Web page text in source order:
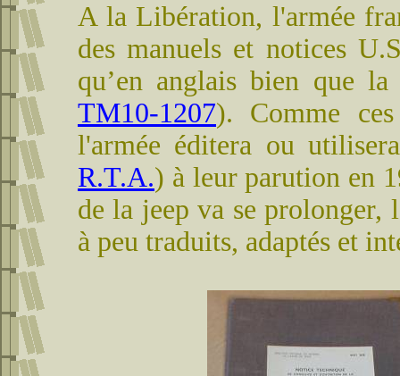
A la Libération, l'armée
des manuels et notices
qu’en anglais bien que
TM10-1207). Comme
l'armée éditera ou
R.T.A.) à leur parution en
de la jeep va se prolonger,
à peu traduits, adaptés et